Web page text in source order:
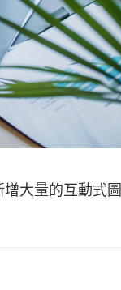
大量的互動式圖